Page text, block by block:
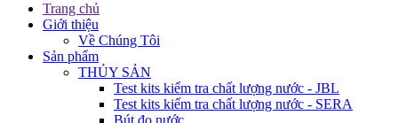
Trang chủ
Giới thiệu
Về Chúng Tôi
Sản phẩm
THỦY SẢN
Test kits kiểm tra chất lượng nước - JBL
Test kits kiểm tra chất lượng nước - SERA
Bút đo nước